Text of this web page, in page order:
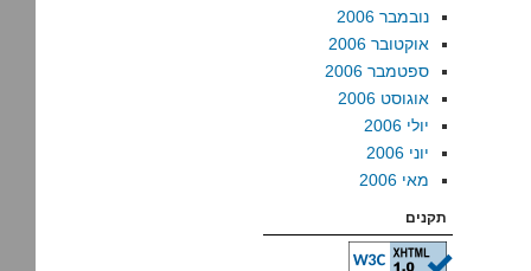
נובמבר 2006
אוקטובר 2006
ספטמבר 2006
אוגוסט 2006
יולי 2006
יוני 2006
מאי 2006
תקנים